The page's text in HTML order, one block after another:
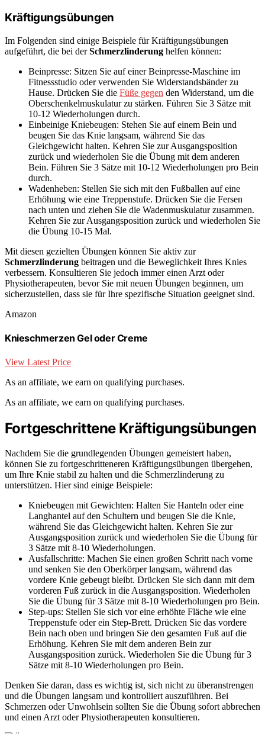
Kräftigungsübungen
Im Folgenden sind einige Beispiele für Kräftigungsübungen
aufgeführt, die bei derSchmerzlinderung helfen können:
Beinpresse: Sitzen Sie auf einer Beinpresse-Maschine im
Fitnessstudio oder verwenden Sie Widerstandsbänder zu
Hause. Drücken Sie die Füße gegen den Widerstand, um die
Oberschenkelmuskulatur zu stärken. Führen Sie 3 Sätze mit
10-12 Wiederholungen durch.
Einbeinige Kniebeugen: Stehen Sie auf einem Bein und
beugen Sie das Knie langsam, während Sie das
Gleichgewicht halten. Kehren Sie zur Ausgangsposition
zurück und wiederholen Sie die Übung mit dem anderen
Bein. Führen Sie 3 Sätze mit 10-12 Wiederholungen pro Bein
durch.
Wadenheben: Stellen Sie sich mit den Fußballen auf eine
Erhöhung wie eine Treppenstufe. Drücken Sie die Fersen
nach unten und ziehen Sie die Wadenmuskulatur zusammen.
Kehren Sie zur Ausgangsposition zurück und wiederholen Sie
die Übung 10-15 Mal.
Mit diesen gezielten Übungen können Sie aktiv zur
Schmerzlinderung beitragen und die Beweglichkeit Ihres Knies
verbessern. Konsultieren Sie jedoch immer einen Arzt oder
Physiotherapeuten, bevor Sie mit neuen Übungen beginnen, um
sicherzustellen, dass sie für Ihre spezifische Situation geeignet sind.
Amazon
Knieschmerzen Gel oder Creme
View Latest Price
As an affiliate, we earn on qualifying purchases.
As an affiliate, we earn on qualifying purchases.
Fortgeschrittene Kräftigungsübungen
Nachdem Sie die grundlegenden Übungen gemeistert haben,
können Sie zu fortgeschritteneren Kräftigungsübungen übergehen,
um Ihre Knie stabil zu halten und die Schmerzlinderung zu
unterstützen. Hier sind einige Beispiele:
Kniebeugen mit Gewichten: Halten Sie Hanteln oder eine
Langhantel auf den Schultern und beugen Sie die Knie,
während Sie das Gleichgewicht halten. Kehren Sie zur
Ausgangsposition zurück und wiederholen Sie die Übung für
3 Sätze mit 8-10 Wiederholungen.
Ausfallschritte: Machen Sie einen großen Schritt nach vorne
und senken Sie den Oberkörper langsam, während das
vordere Knie gebeugt bleibt. Drücken Sie sich dann mit dem
vorderen Fuß zurück in die Ausgangsposition. Wiederholen
Sie die Übung für 3 Sätze mit 8-10 Wiederholungen pro Bein.
Step-ups: Stellen Sie sich vor eine erhöhte Fläche wie eine
Treppenstufe oder ein Step-Brett. Drücken Sie das vordere
Bein nach oben und bringen Sie den gesamten Fuß auf die
Erhöhung. Kehren Sie mit dem anderen Bein zur
Ausgangsposition zurück. Wiederholen Sie die Übung für 3
Sätze mit 8-10 Wiederholungen pro Bein.
Denken Sie daran, dass es wichtig ist, sich nicht zu überanstrengen
und die Übungen langsam und kontrolliert auszuführen. Bei
Schmerzen oder Unwohlsein sollten Sie die Übung sofort abbrechen
und einen Arzt oder Physiotherapeuten konsultieren.